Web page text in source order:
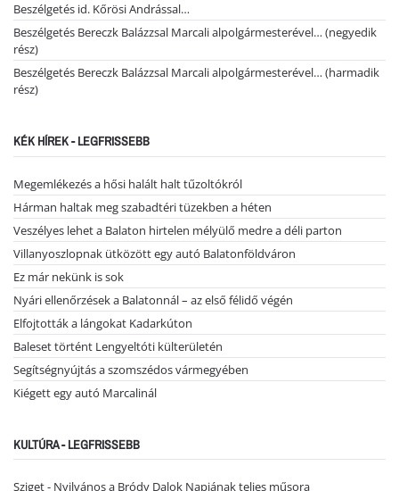
Beszélgetés id. Kőrösi Andrással…
Beszélgetés Bereczk Balázzsal Marcali alpolgármesterével… (negyedik
rész)
Beszélgetés Bereczk Balázzsal Marcali alpolgármesterével… (harmadik
rész)
KÉK HÍREK - LEGFRISSEBB
Megemlékezés a hősi halált halt tűzoltókról
Hárman haltak meg szabadtéri tüzekben a héten
Veszélyes lehet a Balaton hirtelen mélyülő medre a déli parton
Villanyoszlopnak ütközött egy autó Balatonföldváron
Ez már nekünk is sok
Nyári ellenőrzések a Balatonnál – az első félidő végén
Elfojtották a lángokat Kadarkúton
Baleset történt Lengyeltóti külterületén
Segítségnyújtás a szomszédos vármegyében
Kiégett egy autó Marcalinál
KULTÚRA - LEGFRISSEBB
Sziget - Nyilvános a Bródy Dalok Napjának teljes műsora